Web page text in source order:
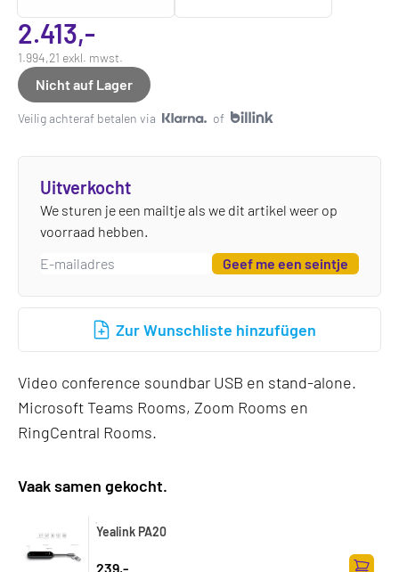
2.413,-
1.994,21 exkl. mwst.
Nicht auf Lager
Veilig achteraf betalen via of
Uitverkocht
We sturen je een mailtje als we dit artikel weer op
voorraad hebben.
Geef me een seintje
Zur Wunschliste hinzufügen
Video conference soundbar USB en stand-alone.
Microsoft Teams Rooms, Zoom Rooms en
RingCentral Rooms.
Vaak samen gekocht.
Yealink PA20
239,-